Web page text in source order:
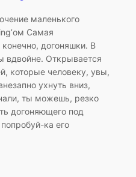
маленького
Самая
конечно, догоняшки. В
вдвойне. Открывается
которые человеку, увы,
ухнуть вниз,
ты можешь, резко
догоняющего под
ка его